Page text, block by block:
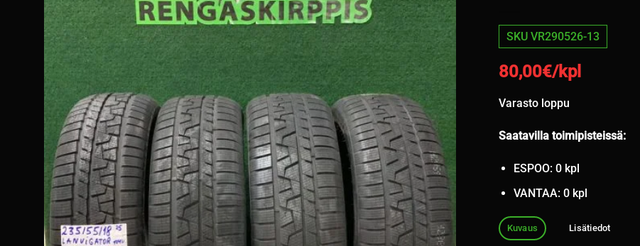
SKU VR290526-13
80,00€/kpl
Varasto loppu
Saatavilla toimipisteissä:
ESPOO: 0 kpl
VANTAA: 0 kpl
Kuvaus Lisätiedot